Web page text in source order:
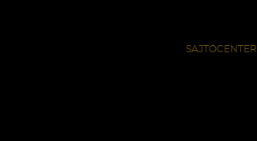
SAJTÓCENTER